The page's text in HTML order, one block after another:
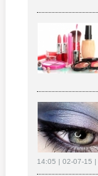
14:05 | 02-07-15 |